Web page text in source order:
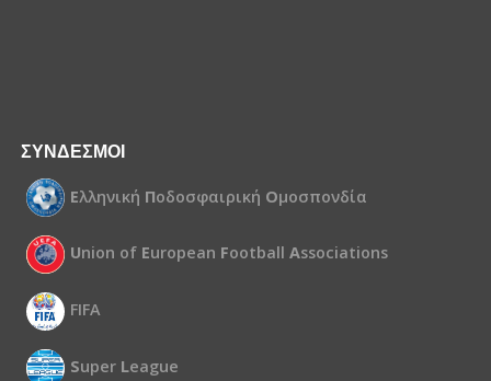
ΣΥΝΔΕΣΜΟΙ
Ελληνική Ποδοσφαιρική Ομοσπονδία
Union of European Football Associations
FIFA
Super League